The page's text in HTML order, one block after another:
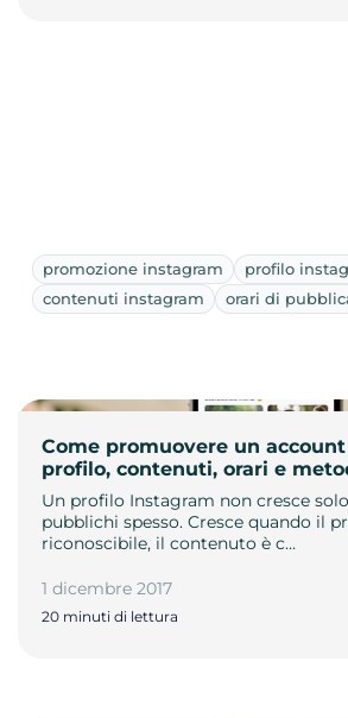
promozione instagram
profilo
contenuti instagram
orari di
Come promuovere un
profilo, contenuti, orari e
Un profilo Instagram non cresce
pubblichi spesso. Cresce quando il
riconoscibile, il contenuto è c…
1 dicembre 2017
20 minuti di lettura